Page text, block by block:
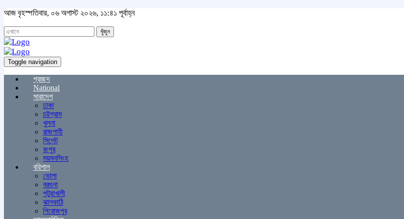
আজ বৃহস্পতিবার, ০৬ অগাস্ট ২০২৬, ১১:৪১ পূর্বাহ্ন
খুঁজুন
Toggle navigation
প্রচ্ছদ
National
সারাদেশ
ঢাকা
চট্টগ্রাম
খুলনা
রাজশাহী
সিলেট
রংপুর
ময়মনসিংহ
বরিশাল
ভোলা
বরগুনা
পটুয়াখালী
ঝালকাঠি
পিরোজপুর